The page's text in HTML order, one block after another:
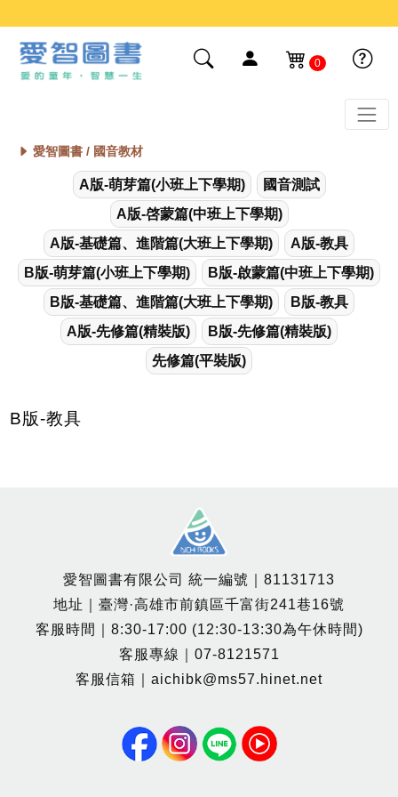
0
愛智圖書 / 國音教材
A版-萌芽篇(小班上下學期)
國音測試
A版-啓蒙篇(中班上下學期)
A版-基礎篇、進階篇(大班上下學期)
A版-教具
B版-萌芽篇(小班上下學期)
B版-啟蒙篇(中班上下學期)
B版-基礎篇、進階篇(大班上下學期)
B版-教具
A版-先修篇(精裝版)
B版-先修篇(精裝版)
先修篇(平裝版)
B版-教具
愛智圖書有限公司 統一編號｜81131713
地址｜臺灣·高雄市前鎮區千富街241巷16號
客服時間｜8:30-17:00 (12:30-13:30為午休時間)
客服專線｜07-8121571
客服信箱｜aichibk@ms57.hinet.net